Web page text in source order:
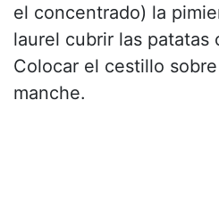
el concentrado) la
laurel cubrir las patatas
Colocar el cestillo
manche.